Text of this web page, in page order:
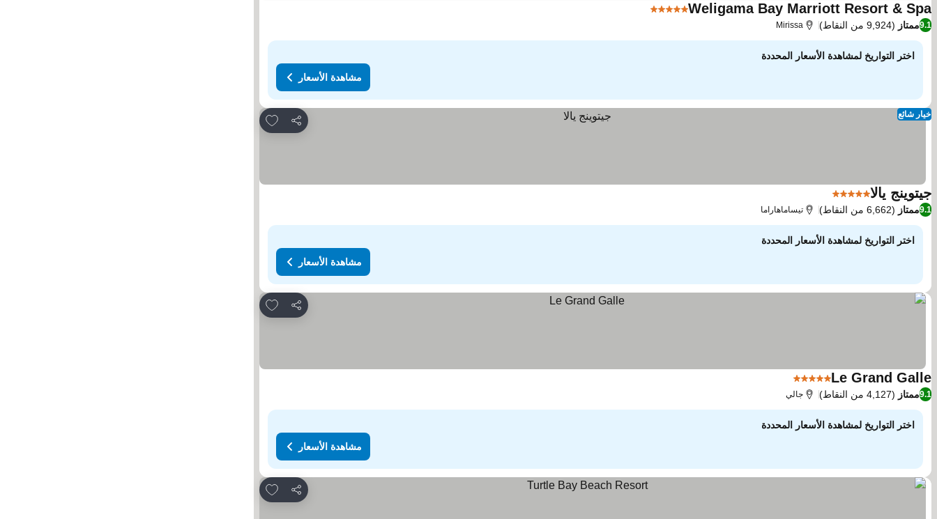
Weligama Bay Marriott Resort & Spa5 عدد النجوم
9.1ممتاز (9,924 من النقاط) Mirissa
اختر التواريخ لمشاهدة الأسعار المحددة
مشاهدة الأسعار
مشاركة
Add to favorites خيار شائع
جيتوينج يالا5 عدد النجوم
9.1ممتاز (6,662 من النقاط) تيساماهاراما
اختر التواريخ لمشاهدة الأسعار المحددة
مشاهدة الأسعار
مشاركة
Add to favorites
Le Grand Galle5 عدد النجوم
9.1ممتاز (4,127 من النقاط) جالي
اختر التواريخ لمشاهدة الأسعار المحددة
مشاهدة الأسعار
مشاركة
Add to favorites